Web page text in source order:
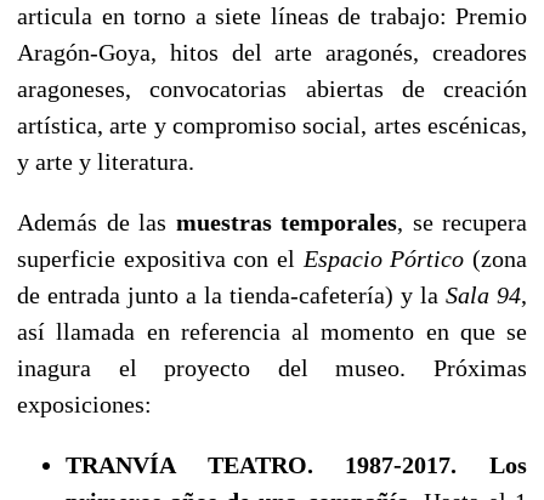
articula en torno a siete líneas de trabajo: Premio
Aragón-Goya, hitos del arte aragonés, creadores
aragoneses, convocatorias abiertas de creación
artística, arte y compromiso social, artes escénicas,
y arte y literatura.
Además de las muestras temporales, se recupera
superficie expositiva con el Espacio Pórtico (zona
de entrada junto a la tienda-cafetería) y la Sala 94,
así llamada en referencia al momento en que se
inagura el proyecto del museo. Próximas
exposiciones:
TRANVÍA TEATRO. 1987-2017. Los